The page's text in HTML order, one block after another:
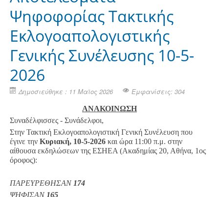
Ψηφοφορίας Τακτικής
Εκλογοαπολογιστικής
Γενικής Συνέλευσης 10-5-
2026
Δημοσιεύθηκε : 11 Μαϊος 2026 Εμφανίσεις: 304
ΑΝΑΚΟΙΝΩΣΗ
Συναδέλφισσες - Συνάδελφοι,
Στην Τακτική Εκλογοαπολογιστική Γενική Συνέλευση που
έγινε την Κυριακή, 10-5-2026 και ώρα 11:00 π.μ. στην
αίθουσα εκδηλώσεων της ΕΣΗΕΑ (Ακαδημίας 20, Αθήνα, 1ος
όροφος):
ΠΑΡΕΥΡΕΘΗΣΑΝ 174
ΨΗΦΙΣΑΝ165